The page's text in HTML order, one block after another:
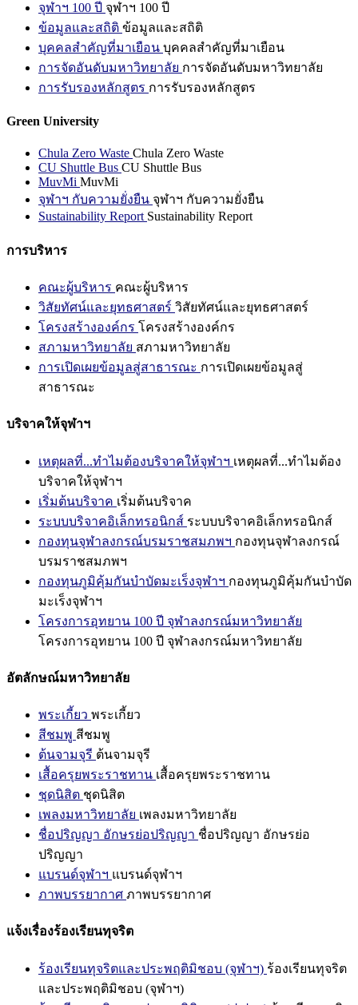
จุฬาฯ 100 ปี จุฬาฯ 100 ปี
ข้อมูลและสถิติ ข้อมูลและสถิติ
บุคคลสำคัญที่มาเยือน บุคคลสำคัญที่มาเยือน
การจัดอันดับมหาวิทยาลัย การจัดอันดับมหาวิทยาลัย
การรับรองหลักสูตร การรับรองหลักสูตร
Green University
Chula Zero Waste Chula Zero Waste
CU Shuttle Bus CU Shuttle Bus
MuvMi MuvMi
จุฬาฯ กับความยั่งยืน จุฬาฯ กับความยั่งยืน
Sustainability Report Sustainability Report
การบริหาร
คณะผู้บริหาร คณะผู้บริหาร
วิสัยทัศน์และยุทธศาสตร์ วิสัยทัศน์และยุทธศาสตร์
โครงสร้างองค์กร โครงสร้างองค์กร
สภามหาวิทยาลัย สภามหาวิทยาลัย
การเปิดเผยข้อมูลสู่สาธารณะ การเปิดเผยข้อมูลสู่
สาธารณะ
บริจาคให้จุฬาฯ
เหตุผลที่...ทำไมต้องบริจาคให้จุฬาฯ เหตุผลที่...ทำไมต้อง
บริจาคให้จุฬาฯ
เริ่มต้นบริจาค เริ่มต้นบริจาค
ระบบบริจาคอิเล็กทรอนิกส์ ระบบบริจาคอิเล็กทรอนิกส์
กองทุนจุฬาลงกรณ์บรมราชสมภพฯ กองทุนจุฬาลงกรณ์
บรมราชสมภพฯ
กองทุนภูมิคุ้มกันบำบัดมะเร็งจุฬาฯ กองทุนภูมิคุ้มกันบำบัด
มะเร็งจุฬาฯ
โครงการอุทยาน 100 ปี จุฬาลงกรณ์มหาวิทยาลัย
โครงการอุทยาน 100 ปี จุฬาลงกรณ์มหาวิทยาลัย
อัตลักษณ์มหาวิทยาลัย
พระเกี้ยว พระเกี้ยว
สีชมพู สีชมพู
ต้นจามจุรี ต้นจามจุรี
เสื้อครุยพระราชทาน เสื้อครุยพระราชทาน
ชุดนิสิต ชุดนิสิต
เพลงมหาวิทยาลัย เพลงมหาวิทยาลัย
ชื่อปริญญา อักษรย่อปริญญา ชื่อปริญญา อักษรย่อ
ปริญญา
แบรนด์จุฬาฯ แบรนด์จุฬาฯ
ภาพบรรยากาศ ภาพบรรยากาศ
แจ้งเรื่องร้องเรียนทุจริต
ร้องเรียนทุจริตและประพฤติมิชอบ (จุฬาฯ) ร้องเรียนทุจริต
และประพฤติมิชอบ (จุฬาฯ)